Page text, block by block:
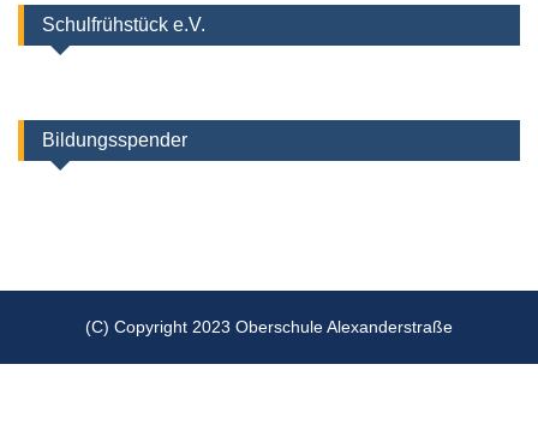
Schulfrühstück e.V.
Bildungsspender
(C) Copyright 2023 Oberschule Alexanderstraße